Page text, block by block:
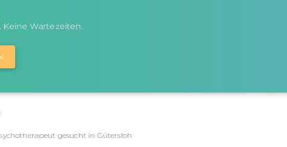
Wartezeiten.
gesucht in Gütersloh